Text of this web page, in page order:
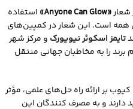
شعار«Anyone Can Glow»
استفاده
همه است. این شعار در کمپین‌های
تایمز اسکوئر نیویورک و مرکز شهر
را به مخاطبان جهانی منتقل
بر ارائه راه‌ حل‌های علمی، مؤثر
و به مصرف‌ کنندگان این